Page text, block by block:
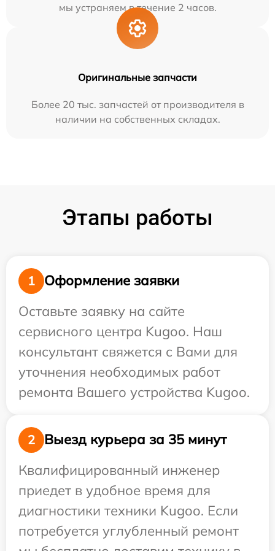
мы устраняем в течение 2 часов.
Оригинальные запчасти
Более 20 тыс. запчастей от производителя в
наличии на собственных складах.
Этапы работы
1
Оформление заявки
Оставьте заявку на сайте
сервисного центра Kugoo. Наш
консультант свяжется с Вами для
уточнения необходимых работ
ремонта Вашего устройства Kugoo.
2
Выезд курьера за 35 минут
Квалифицированный инженер
приедет в удобное время для
диагностики техники Kugoo. Если
потребуется углубленный ремонт